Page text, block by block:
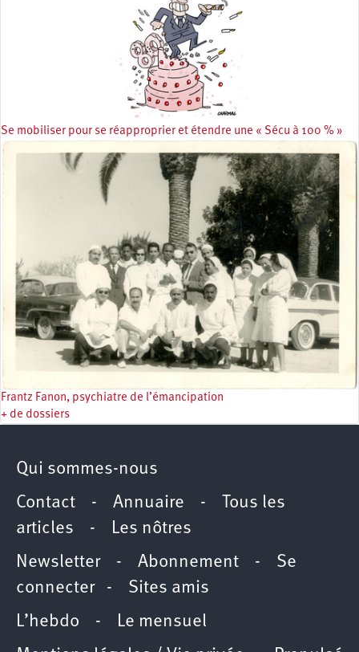
Se mobiliser pour se réapproprier et étendre une « Sécu à 100 % »
Frantz Fanon, psychiatre de l’émancipation
+ de dossiers
Qui sommes-nous
Contact - Annuaire -
Tous les
articles - Les nôtres
Newsletter- Abonnement - Se
connecter- Sites amis
L’hebdo - Le mensuel